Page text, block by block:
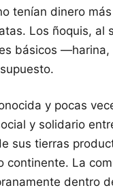
tenían dinero
Los ñoquis, al
básicos
y pocas
y solidario
sus tierras
La
dentro